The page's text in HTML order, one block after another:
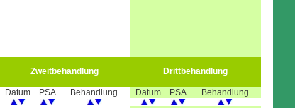
Zweitbehandlung Drittbehandlung
Datum PSA Behandlung Datum PSA Behandlung